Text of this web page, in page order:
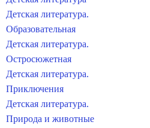
Детская литература.
Образовательная
Детская литература.
Остросюжетная
Детская литература.
Приключения
Детская литература.
Природа и животные